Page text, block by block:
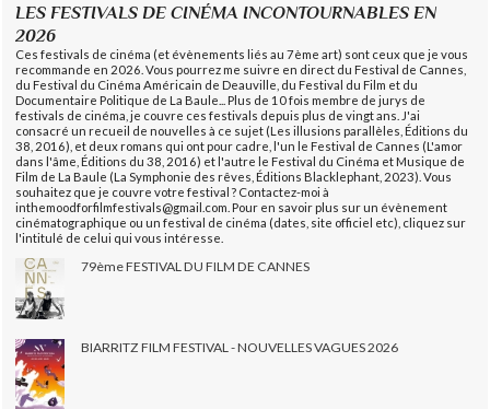
LES FESTIVALS DE CINÉMA INCONTOURNABLES EN
2026
Ces festivals de cinéma (et évènements liés au 7ème art) sont ceux que je vous
recommande en 2026. Vous pourrez me suivre en direct du Festival de Cannes,
du Festival du Cinéma Américain de Deauville, du Festival du Film et du
Documentaire Politique de La Baule... Plus de 10 fois membre de jurys de
festivals de cinéma, je couvre ces festivals depuis plus de vingt ans. J'ai
consacré un recueil de nouvelles à ce sujet (Les illusions parallèles, Éditions du
38, 2016), et deux romans qui ont pour cadre, l'un le Festival de Cannes (L'amor
dans l'âme, Éditions du 38, 2016) et l'autre le Festival du Cinéma et Musique de
Film de La Baule (La Symphonie des rêves, Éditions Blacklephant, 2023). Vous
souhaitez que je couvre votre festival ? Contactez-moi à
inthemoodforfilmfestivals@gmail.com. Pour en savoir plus sur un évènement
cinématographique ou un festival de cinéma (dates, site officiel etc), cliquez sur
l'intitulé de celui qui vous intéresse.
79ème FESTIVAL DU FILM DE CANNES
BIARRITZ FILM FESTIVAL - NOUVELLES VAGUES 2026